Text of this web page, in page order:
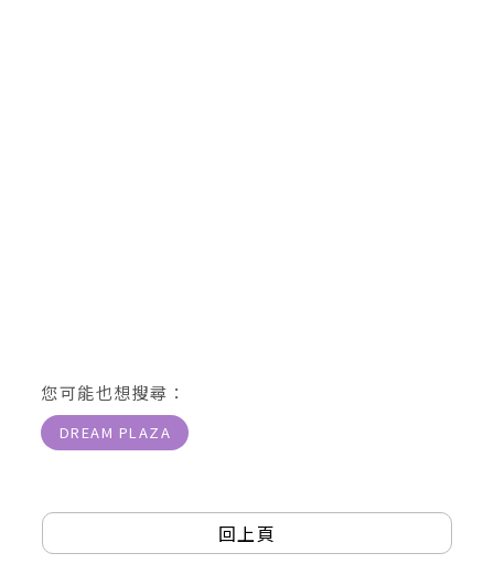
您可能也想搜尋：
DREAM PLAZA
回上頁